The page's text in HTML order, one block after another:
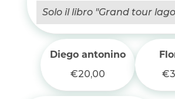
Solo il libro "Grand tour
Diego antonino
€20,00